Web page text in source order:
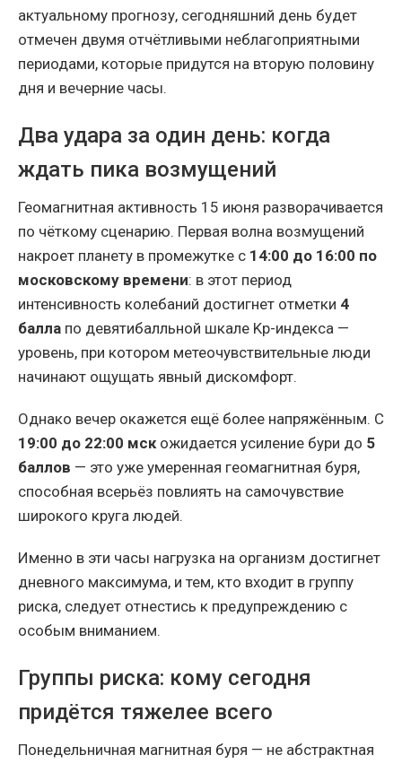
актуальному прогнозу, сегодняшний день будет
отмечен двумя отчётливыми неблагоприятными
периодами, которые придутся на вторую половину
дня и вечерние часы.
Два удара за один день: когда
ждать пика возмущений
Геомагнитная активность 15 июня разворачивается
по чёткому сценарию. Первая волна возмущений
накроет планету в промежутке с 14:00 до 16:00 по
московскому времени: в этот период
интенсивность колебаний достигнет отметки 4
балла по девятибалльной шкале Kp-индекса —
уровень, при котором метеочувствительные люди
начинают ощущать явный дискомфорт.
Однако вечер окажется ещё более напряжённым. С
19:00 до 22:00 мскожидается усиление бури до 5
баллов — это уже умеренная геомагнитная буря,
способная всерьёз повлиять на самочувствие
широкого круга людей.
Именно в эти часы нагрузка на организм достигнет
дневного максимума, и тем, кто входит в группу
риска, следует отнестись к предупреждению с
особым вниманием.
Группы риска: кому сегодня
придётся тяжелее всего
Понедельничная магнитная буря — не абстрактная